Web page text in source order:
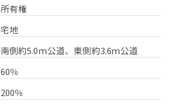
所有権
宅地
南側約5.0ｍ公道、東側約3.6ｍ公道
60％
200％